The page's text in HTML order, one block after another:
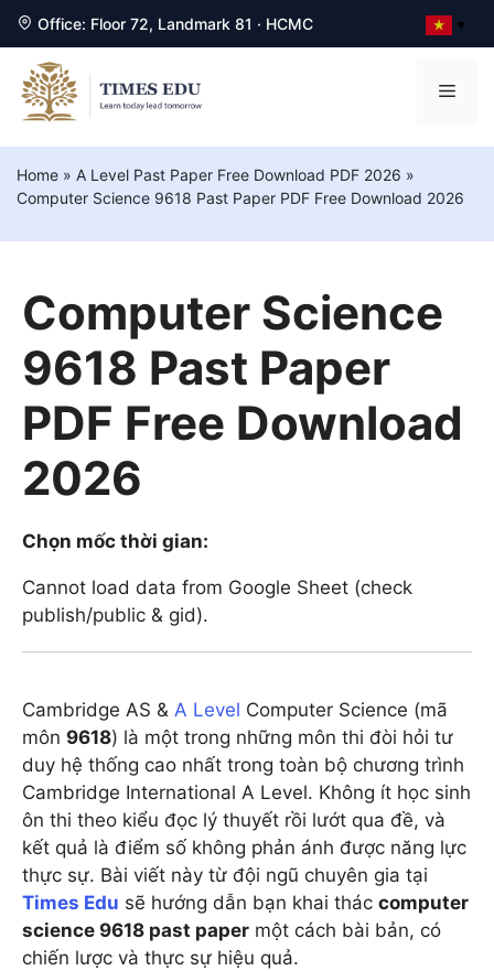
Office: Floor 72, Landmark 81 · HCMC ▼
Chuyển
đến
nội
dung
Home » A Level Past Paper Free Download PDF 2026 »
Computer Science 9618 Past Paper PDF Free Download 2026
Computer Science
9618 Past Paper
PDF Free Download
2026
Chọn mốc thời gian:
Cannot load data from Google Sheet (check
publish/public & gid).
Cambridge AS & A Level Computer Science (mã
môn 9618) là một trong những môn thi đòi hỏi tư
duy hệ thống cao nhất trong toàn bộ chương trình
Cambridge International A Level. Không ít học sinh
ôn thi theo kiểu đọc lý thuyết rồi lướt qua đề, và
kết quả là điểm số không phản ánh được năng lực
thực sự. Bài viết này từ đội ngũ chuyên gia tại
Times Edu sẽ hướng dẫn bạn khai thác computer
science 9618 past paper một cách bài bản, có
chiến lược và thực sự hiệu quả.